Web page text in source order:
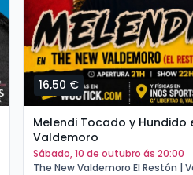
16,50 €
Melendi Tocado y Hundido
Valdemoro
sábado, 10 de outubro ás 20:00
The New Valdemoro El Restón |